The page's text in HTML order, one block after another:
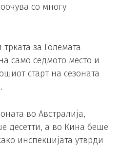
со многу
за Големата
само седмото место и
старт на сезоната
во Австралија,
десетти, а во Кина беше
инспекцијата утврди